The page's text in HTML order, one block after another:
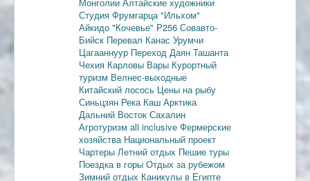
Студия Фрумгарца "Ильхом"
Айкидо "Кочевье" Р256 Совавто-
Бийск Перевал Канас Урумчи
Цагааннуур Переход Даян Ташанта
Чехия Карловы Вары Курортный
туризм Велнес-выходные
Китайский лосось Цены на рыбу
Синьцзян Река Каш Арктика
Дальний Восток Сахалин
Агротуризм all inclusive Фермерские
хозяйства Национальный проект
Чартеры Летний отдых Пешие туры
Поездка в горы Отдых за рубежом
Зимний отдых Каникулы в Египте